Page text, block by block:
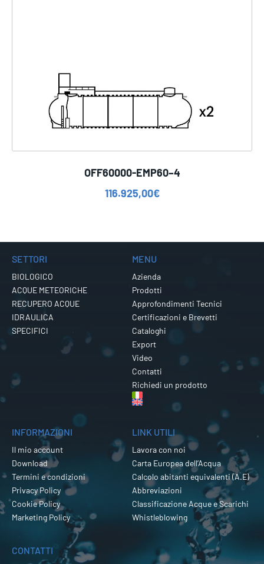
OFF60000-EMP60–4
116.925,00€
SETTORI
BIOLOGICO
ACQUE METEORICHE
RECUPERO ACQUE
IDRAULICA
SPECIFICI
MENU
Azienda
Prodotti
Approfondimenti Tecnici
Certificazioni e Brevetti
Cataloghi
Export
Video
Contatti
Richiedi un prodotto
INFORMAZIONI
Il mio account
Download
Termini e condizioni
Privacy Policy
Cookie Policy
Marketing Policy
LINK UTILI
Lavora con noi
Carta Europea dell’Acqua
Calcolo abitanti equivalenti (A.E)
Abbreviazioni
Classificazione Acque e Scarichi
Whistleblowing
CONTATTI